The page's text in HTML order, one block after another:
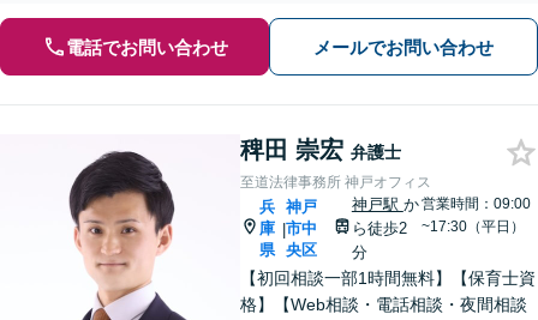
電話でお問い合わせ メールでお問い合わせ
稗田 崇宏 弁護士
至道法律事務所 神戸オフィス
兵
庫
県
|
神戸
市中
央区
神戸駅 か
ら徒歩2
分
営業時間：09:00
~17:30（平日）
【初回相談一部1時間無料】【保育士資
格】【Web相談・電話相談・夜間相談